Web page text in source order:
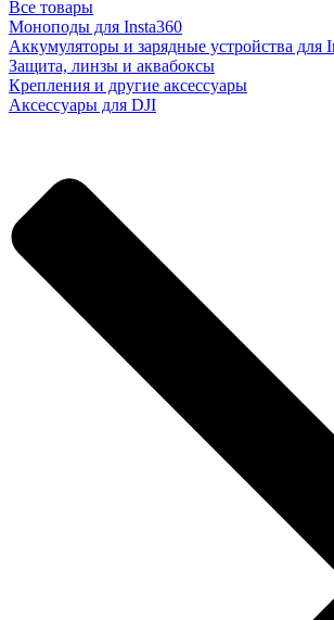
Все товары
Моноподы для Insta360
Аккумуляторы и зарядные устройства для
Защита, линзы и аквабоксы
Крепления и другие аксессуары
Аксессуары для DJI